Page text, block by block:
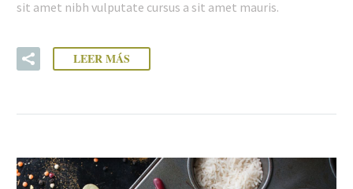
sit amet nibh vulputate cursus a sit amet mauris.
LEER MÁS